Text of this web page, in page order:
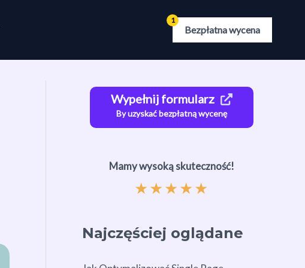
Bezpłatna wycena
Wypełnij formularz
By uzyskać bezpłatną wycenę
Mamy wysoką skuteczność!
★★★★★
Najczęściej oglądane